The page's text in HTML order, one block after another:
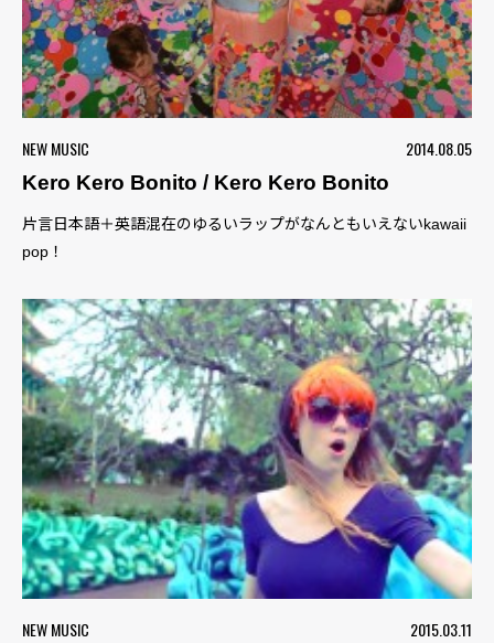
NEW MUSIC
2014.08.05
Kero Kero Bonito / Kero Kero Bonito
片言日本語＋英語混在のゆるいラップがなんともいえないkawaii
pop！
NEW MUSIC
2015.03.11